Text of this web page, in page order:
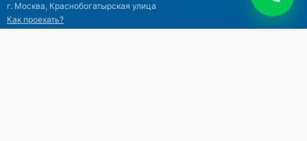
г. Москва, Краснобогатырская улица
Как проехать?